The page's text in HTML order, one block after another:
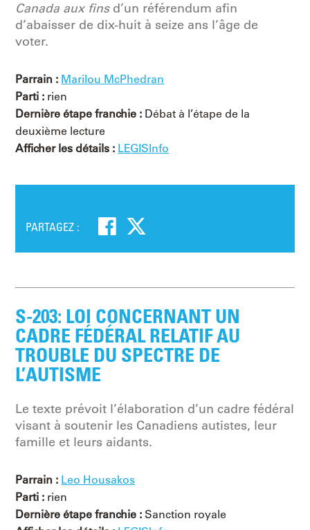
Canada aux finsd’un référendum afin
d’abaisser de dix-huit à seize ans l’âge de
voter.
Parrain : Marilou McPhedran
Parti : rien
Dernière étape franchie : Débat à l’étape de la
deuxième lecture
Afficher les détails : LEGISInfo
PARTAGEZ :
S-203: LOI CONCERNANT UN
CADRE FÉDÉRAL RELATIF AU
TROUBLE DU SPECTRE DE
L’AUTISME
Le texte prévoit l’élaboration d’un cadre fédéral
visant à soutenir les Canadiens autistes, leur
famille et leurs aidants.
Parrain : Leo Housakos
Parti : rien
Dernière étape franchie : Sanction royale